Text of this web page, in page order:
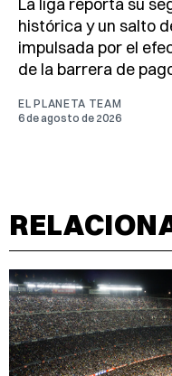
histórica y un salto
impulsada por el
de la barrera de
EL PLANETA TEAM
6 de agosto de 2026